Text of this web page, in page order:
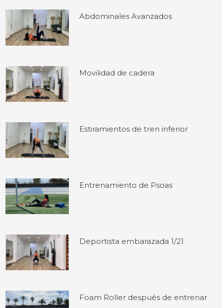
Abdominales Avanzados
Movilidad de cadera
Estiramientos de tren inferior
Entrenamiento de Psoas
Deportista embarazada 1/21
Foam Roller después de entrenar